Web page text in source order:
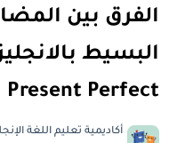
الفرق بين
Present Perfect
أكاديمية تعليم اللغة